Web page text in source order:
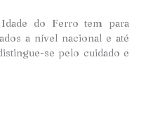
do Ferro tem para
a nível nacional e até
se pelo cuidado e